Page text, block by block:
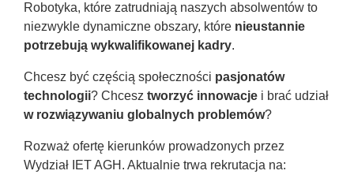
Robotyka, które zatrudniają naszych absolwentów to
niezwykle dynamiczne obszary, które nieustannie
potrzebują wykwalifikowanej kadry.
Chcesz być częścią społeczności pasjonatów
technologii? Chcesz tworzyć innowacje i brać udział
w rozwiązywaniu globalnych problemów?
Rozważ ofertę kierunków prowadzonych przez
Wydział IET AGH. Aktualnie trwa rekrutacja na: